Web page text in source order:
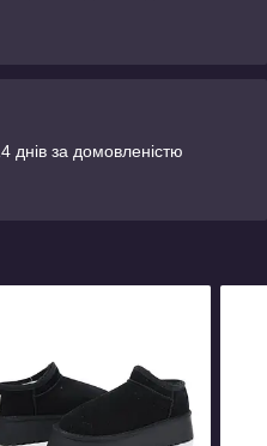
днів за домовленістю